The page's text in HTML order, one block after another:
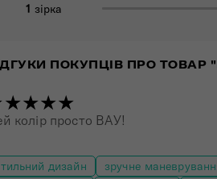
1 зірка
ПОКУПЦІВ ПРО ТОВАР
колір просто ВАУ!
дизайн
зручне